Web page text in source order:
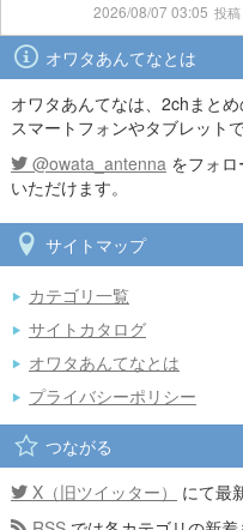
2026/08/07 03:05
オワタあんてなとは
オワタあんてなは、2chまと
スマートフォンやタブレット
@owata_antenna をフォ
いただけます。
サイトマップ
カテゴリ一覧
サイトカタログ
オワタあんてなとは
プライバシーポリシー
つながる
X（旧ツイッター）
にて最